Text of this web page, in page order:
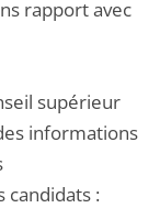
rapport avec
supérieur
informations
: